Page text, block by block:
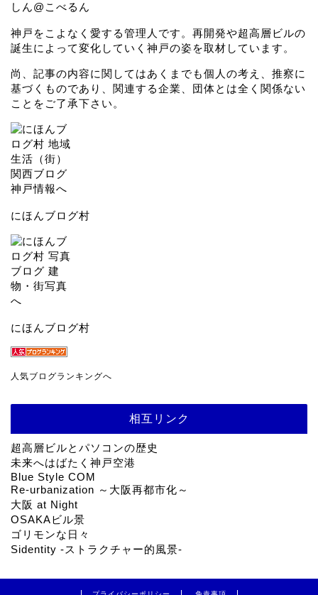
しん@こべるん
神戸をこよなく愛する管理人です。再開発や超高層ビルの
誕生によって変化していく神戸の姿を取材しています。
尚、記事の内容に関してはあくまでも個人の考え、推察に
基づくものであり、関連する企業、団体とは全く関係ない
ことをご了承下さい。
にほんブログ村
にほんブログ村
人気ブログランキングへ
相互リンク
超高層ビルとパソコンの歴史
未来へはばたく神戸空港
Blue Style COM
Re-urbanization ～大阪再都市化～
大阪 at Night
OSAKAビル景
ゴリモンな日々
Sidentity -ストラクチャー的風景-